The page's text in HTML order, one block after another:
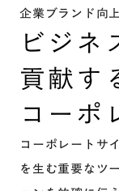
企業ブランド向
ビジネ
貢献す
コー
コーポレートサ
を生む重要なツ